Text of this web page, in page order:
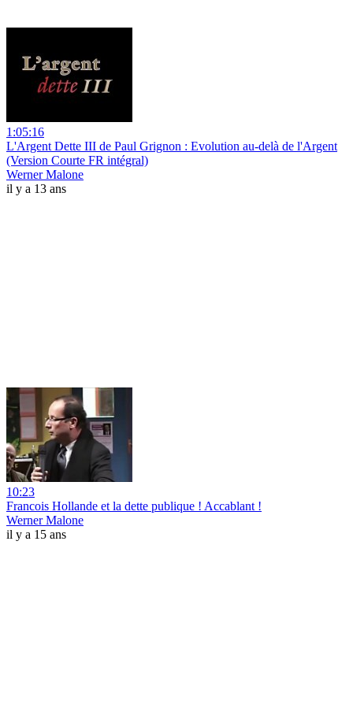
1:05:16
L'Argent Dette III de Paul Grignon : Evolution au-delà de l'Argent
(Version Courte FR intégral)
Werner Malone
il y a 13 ans
10:23
Francois Hollande et la dette publique ! Accablant !
Werner Malone
il y a 15 ans